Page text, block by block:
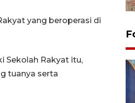
yang beroperasi di
Sekolah Rakyat itu,
tuanya serta